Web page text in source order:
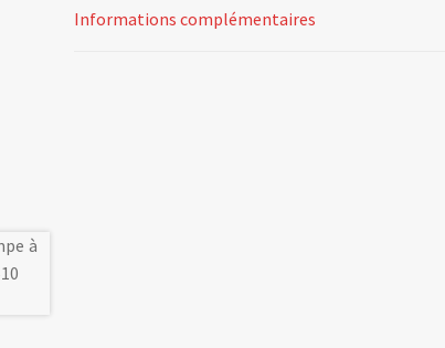
Informations complémentaires